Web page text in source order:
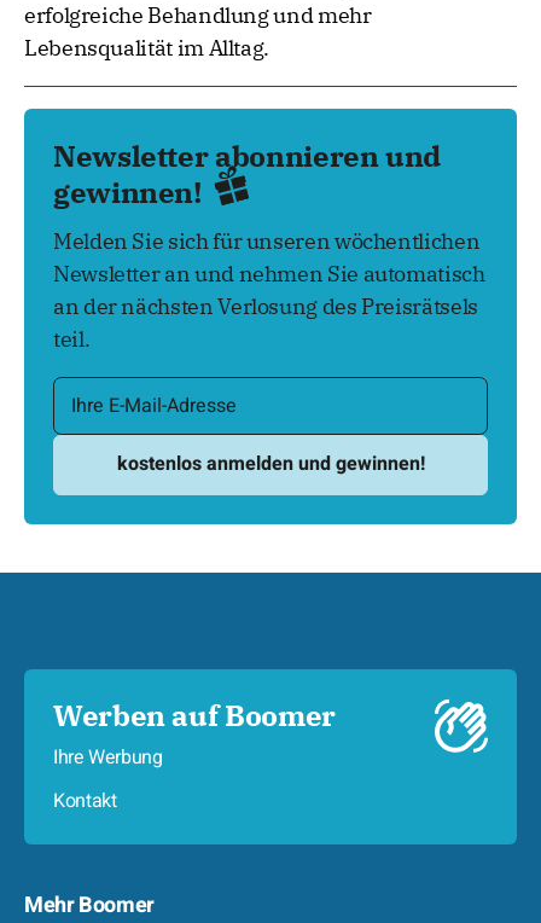
erfolgreiche Behandlung und mehr
Lebensqualität im Alltag.
Newsletter abonnieren und
gewinnen!
Melden Sie sich für unseren wöchentlichen
Newsletter an und nehmen Sie automatisch
an der nächsten Verlosung des Preisrätsels
teil.
Werben auf Boomer
Ihre Werbung
Kontakt
Mehr Boomer